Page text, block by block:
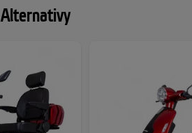
Alternativy